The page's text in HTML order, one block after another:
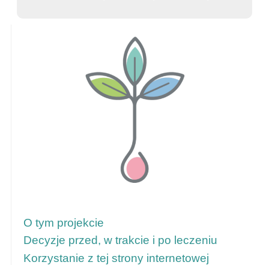
O tym projekcie
Decyzje przed, w trakcie i po leczeniu
Korzystanie z tej strony internetowej